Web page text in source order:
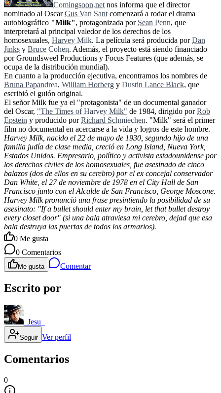
Comingsoon.net nos informa que el director
nominado al OscarGus Van Sant comenzará a rodar el drama
autobiográfico "Milk", protagonizada por Sean Penn, que
interpretará al principal valedor de los derechos de los
homosexuales, Harvey Milk. La película será producida porDan
Jinks y Bruce Cohen. Además, el proyecto está siendo financiado
por Groundsweel Productions y Focus Features (que además, se
ocupa de la distribución mundial).
En cuanto a la producción ejecutiva, encontramos los nombres de
Bruna Papandrea, William Horberg y Dustin Lance Black, que
escribió el guión original.
El señor Milk fue ya el "protagonista" de un documental ganador
del Oscar, "The Times of Harvey Milk" de 1984, dirigido porRob
Epstein y producido porRichard Schmiechen. "Milk" será el primer
film no documental en acercarse a la vida y logros de este hombre.
Harvey Milk, nacido el 22 de mayo de 1930, segundo hijo de una
familia judía de clase media, creció en Long Island, Nueva York,
Estados Unidos. Empresario, político y activista estadounidense por
los derechos civiles de los homosexuales, fue asesinado de cinco
balazos (dos de ellos en su cerebro) por el ex concejal conservador
Dan White, el 27 de noviembre de 1978 en el City Hall de San
Francisco junto con el Alcalde de San Francisco, George Moscone.
Harvey Milk pronunció una frase presintiendo la posibilidad de su
asesinato: "If a bullet should enter my brain, let that bullet destroy
every closet door" (si una bala atraviesa mi cerebro, dejad que esa
bala destruya las puertas de todos los armarios).
0 Me gusta
0 Comentarios
Me gusta Comentar
Escrito por
_Jesu_
Seguir Ver perfil
Comentarios
0